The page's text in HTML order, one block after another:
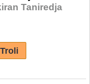
Taniredja